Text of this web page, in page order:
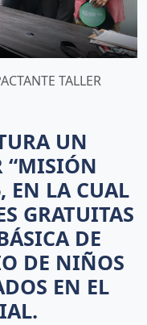
TALLER
UN
“MISIÓN
EN LA CUAL
GRATUITAS
DE
DE NIÑOS
EN EL